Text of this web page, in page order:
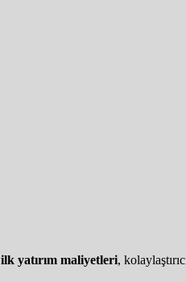
ilk yatırım maliyetleri,